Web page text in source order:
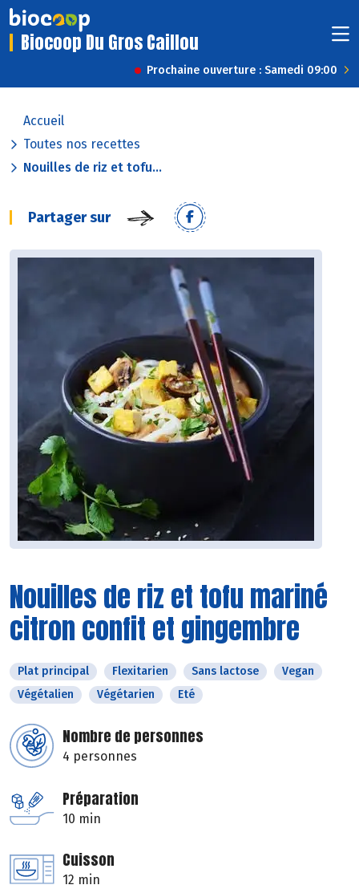
Biocoop Du Gros Caillou
Prochaine ouverture : Samedi 09:00
Accueil
Toutes nos recettes
Nouilles de riz et tofu...
Partager sur
Nouilles de riz et tofu mariné
citron confit et gingembre
Plat principal Flexitarien Sans lactose
Vegan
Végétalien
Végétarien Eté
Nombre de personnes
4 personnes
Préparation
10 min
Cuisson
12 min